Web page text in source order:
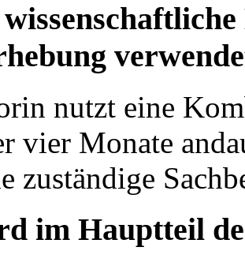
nutzt eine
vier Monate
zuständige
im Hauptteil